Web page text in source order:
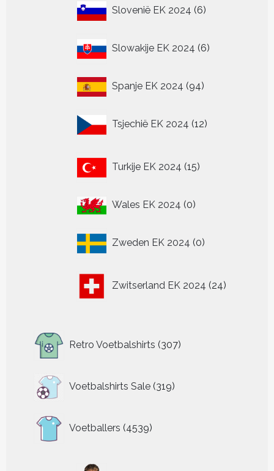
Slovenië EK 2024 66
Slowakije EK 2024 6
producten
Spanje EK 2024 9494
Tsjechië EK 2024 12
producten
Turkije EK 2024 15
producten
Wales EK 2024 00
Zweden EK 2024 0
producten
Zwitserland EK 2024 24
producten
Retro Voetbalshirts 307
producten
Voetbalshirts Sale 319
319
producten
Voetballers 4539
producten